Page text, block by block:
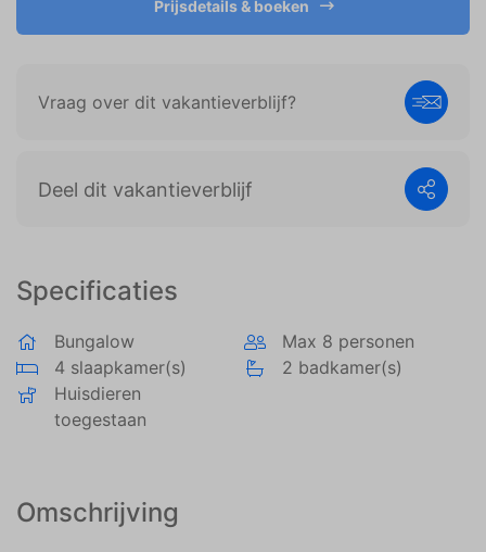
Specificaties
Bungalow
Max 8 personen
4 slaapkamer(s)
2 badkamer(s)
Huisdieren
toegestaan
Omschrijving
Prijsdetails & boeken
Vraag over dit vakantieverblijf?
Deel dit vakantieverblijf
weergeven die zijn afgestemd op en relevant zijn